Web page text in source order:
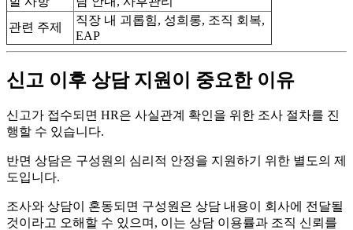
관련 주제
직장 내 괴롭힘, 성희롱, 조직 회복,
EAP
신고 이후 상담 지원이 중요한 이유
신고가 접수되면 HR은 사실관계 확인을 위한 조사 절차를 진
행할 수 있습니다.
반면 상담은 구성원의 심리적 안정을 지원하기 위한 별도의 제
도입니다.
조사와 상담이 혼동되면 구성원은 상담 내용이 회사에 전달될
것이라고 오해할 수 있으며, 이는 상담 이용률과 조직 신뢰를